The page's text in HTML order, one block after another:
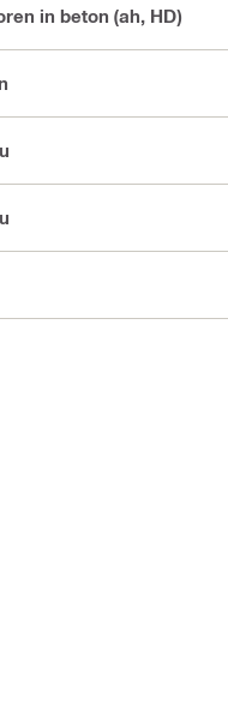
in beton (ah, HD)